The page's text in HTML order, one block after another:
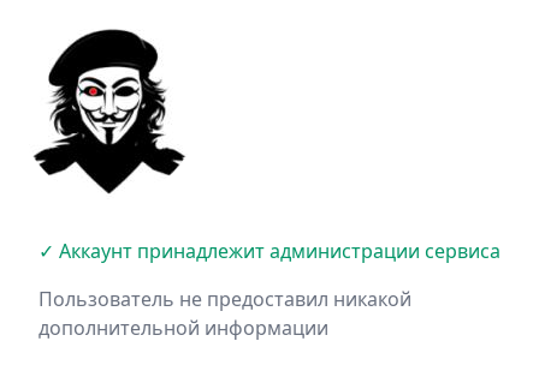
✓ Аккаунт принадлежит администрации сервиса
Пользователь не предоставил никакой
дополнительной информации